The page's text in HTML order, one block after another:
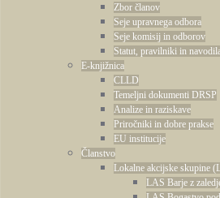
Zbor članov
Seje upravnega odbora
Seje komisij in odborov
Statut, pravilniki in
E-knjižnica
CLLD
Temeljni dokumenti DRSP
Analize in raziskave
Priročniki in dobre prakse
EU institucije
Članstvo
Lokalne akcijske skupine
LAS Barje z